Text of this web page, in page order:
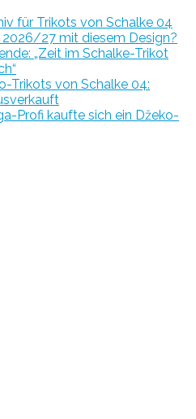
für Trikots von Schalke 04
27 mit diesem Design?
„Zeit im Schalke-Trikot
Trikots von Schalke 04:
Profi kaufte sich ein Džeko-